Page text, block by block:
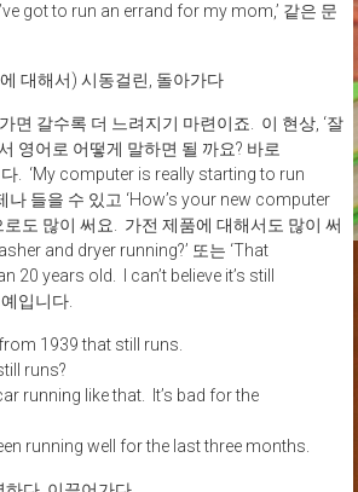
got to run an errand for my mom,’ 같은 문
대해서) 시동걸린, 돌아가다
면 갈수록 더 느려지기 마련이죠. 이 현상, ‘잘
영어로 어떻게 말하면 될 까요? 바로
다. ‘My computer is really starting to run
나 들을 수 있고 ‘How’s your new computer
로도 많이 써요. 가전 제품에 대해서도 많이 써
and dryer running?’ 또는 ‘That
20 years old. I can’t believe it’s still
입니다.
1939 that still runs.
runs?
running like that. It’s bad for the
running well for the last three months.